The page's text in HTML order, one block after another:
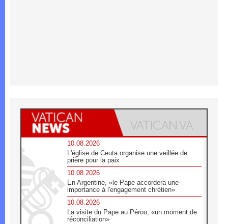
10.08.2026
L'église de Ceuta organise une veillée de
prière pour la paix
10.08.2026
En Argentine, «le Pape accordera une
importance à l'engagement chrétien»
10.08.2026
La visite du Pape au Pérou, «un moment de
réconciliation»